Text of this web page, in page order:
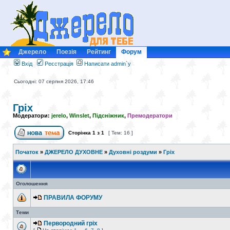
Джерело Поезія Рейтинг Форум
Вхід Реєстрація Написати admin`у
Сьогодні: 07 серпня 2026, 17:46
Гріх
Модератори: jerelo, Winslet, Підсніжник, Премодератори
Сторінка 1 з 1 [ Тем: 16 ]
Початок » ДЖЕРЕЛО ДУХОВНЕ » Духовні роздуми » Гріх
Оголошення
ПРАВИЛА ФОРУМУ
Теми
Первородний гріх